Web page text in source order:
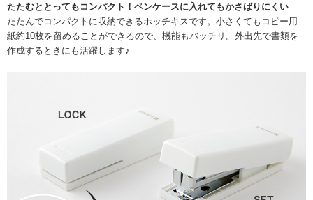
たたむととってもコンパクト！ペンケースに入れてもかさばりにくい
たたんでコンパクトに収納できるホッチキスです。小さくてもコピー用
紙約10枚を留めることができるので、機能もバッチリ。外出先で書類を
作成するときにも活躍します♪